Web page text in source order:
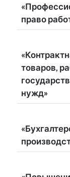
право
товаров,
нужд»